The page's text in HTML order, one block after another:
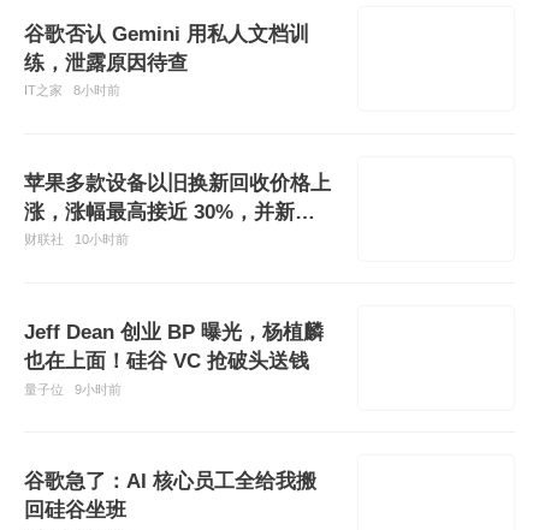
谷歌否认 Gemini 用私人文档训
练，泄露原因待查
IT之家 8小时前
苹果多款设备以旧换新回收价格上
涨，涨幅最高接近 30%，并新增
多款安卓机型
财联社 10小时前
Jeff Dean 创业 BP 曝光，杨植麟
也在上面！硅谷 VC 抢破头送钱
量子位 9小时前
谷歌急了：AI 核心员工全给我搬
回硅谷坐班